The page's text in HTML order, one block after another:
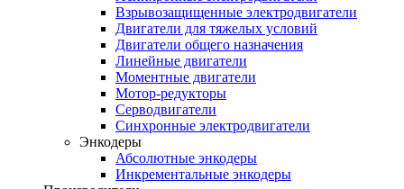
Взрывозащищенные электродвигатели
Двигатели для тяжелых условий
Двигатели общего назначения
Линейные двигатели
Моментные двигатели
Мотор-редукторы
Серводвигатели
Синхронные электродвигатели
Энкодеры
Абсолютные энкодеры
Инкрементальные энкодеры